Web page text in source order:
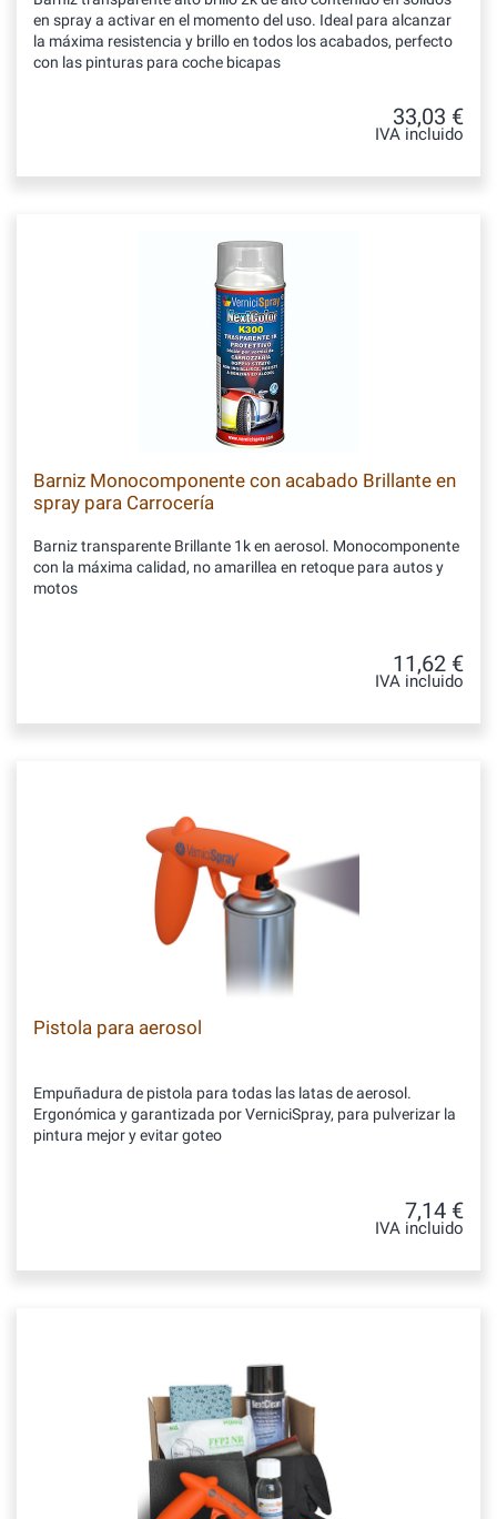
en spray a activar en el momento del uso. Ideal para alcanzar
la máxima resistencia y brillo en todos los acabados, perfecto
con las pinturas para coche bicapas
33,03 €
IVA incluido
Barniz Monocomponente con acabado Brillante en
spray para Carrocería
Barniz transparente Brillante 1k en aerosol. Monocomponente
con la máxima calidad, no amarillea en retoque para autos y
motos
11,62 €
IVA incluido
Pistola para aerosol
Empuñadura de pistola para todas las latas de aerosol.
Ergonómica y garantizada por VerniciSpray, para pulverizar la
pintura mejor y evitar goteo
7,14 €
IVA incluido